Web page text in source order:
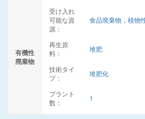
有機性
廃棄物
受け入れ
可能な資
源：
食品廃棄物，植物
再生原
料：
堆肥
技術タイ
プ：
堆肥化
プラント
数：
1